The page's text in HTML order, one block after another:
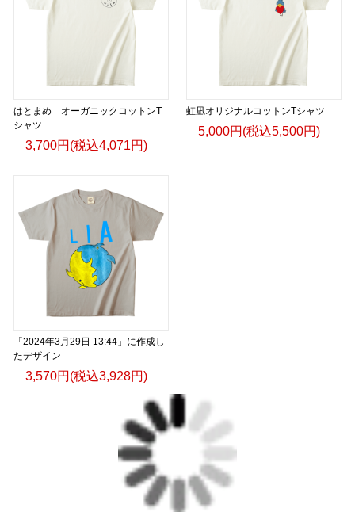
はとまめ オーガニックコットンT
シャツ
3,700円(税込4,071円)
虹凪オリジナルコットンTシャツ
5,000円(税込5,500円)
「2024年3月29日 13:44」に作成し
たデザイン
3,570円(税込3,928円)